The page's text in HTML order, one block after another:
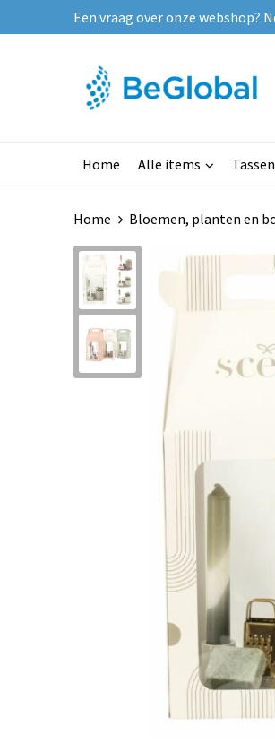
Een vraag over onze webshop?
Home Alle items Tassen
Home Bloemen, planten en